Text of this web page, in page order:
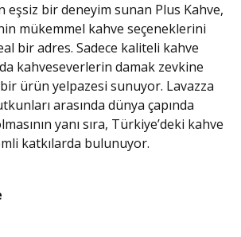
eşsiz bir deneyim sunan Plus Kahve,
mükemmel kahve seçeneklerini
bir adres. Sadece kaliteli kahve
kahveseverlerin damak zevkine
ürün yelpazesi sunuyor. Lavazza
arasında dünya çapında
yanı sıra, Türkiye’deki kahve
katkılarda bulunuyor.